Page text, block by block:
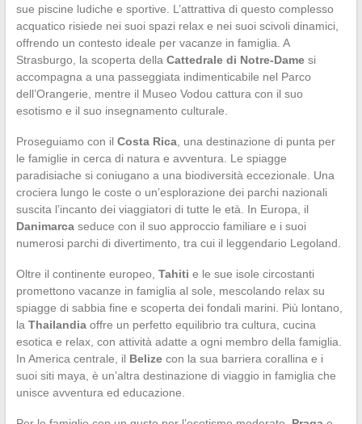
sue piscine ludiche e sportive. L’attrattiva di questo complesso
acquatico risiede nei suoi spazi relax e nei suoi scivoli dinamici,
offrendo un contesto ideale per vacanze in famiglia. A
Strasburgo, la scoperta della Cattedrale di Notre-Damesi
accompagna a una passeggiata indimenticabile nel Parco
dell’Orangerie, mentre il Museo Vodou cattura con il suo
esotismo e il suo insegnamento culturale.
Proseguiamo con il Costa Rica, una destinazione di punta per
le famiglie in cerca di natura e avventura. Le spiagge
paradisiache si coniugano a una biodiversità eccezionale. Una
crociera lungo le coste o un’esplorazione dei parchi nazionali
suscita l’incanto dei viaggiatori di tutte le età. In Europa, il
Danimarcaseduce con il suo approccio familiare e i suoi
numerosi parchi di divertimento, tra cui il leggendario Legoland.
Oltre il continente europeo, Tahiti e le sue isole circostanti
promettono vacanze in famiglia al sole, mescolando relax su
spiagge di sabbia fine e scoperta dei fondali marini. Più lontano,
la Thailandiaoffre un perfetto equilibrio tra cultura, cucina
esotica e relax, con attività adatte a ogni membro della famiglia.
In America centrale, il Belizecon la sua barriera corallina e i
suoi siti maya, è un’altra destinazione di viaggio in famiglia che
unisce avventura ed educazione.